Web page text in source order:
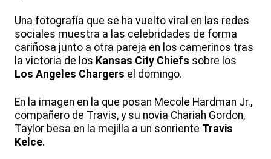
Una fotografía que se ha vuelto viral en las redes
sociales muestra a las celebridades de forma
cariñosa junto a otra pareja en los camerinos tras
la victoria de los Kansas City Chiefs sobre los
Los Angeles Chargers el domingo.
En la imagen en la que posan Mecole Hardman Jr.,
compañero de Travis, y su novia Chariah Gordon,
Taylor besa en la mejilla a un sonriente Travis
Kelce.